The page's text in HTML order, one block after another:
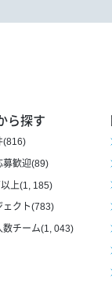
ら探す
(816)
募歓迎(89)
上(1, 185)
ェクト(783)
数チーム(1, 043)